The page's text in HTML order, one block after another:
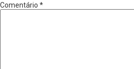
Comentário *